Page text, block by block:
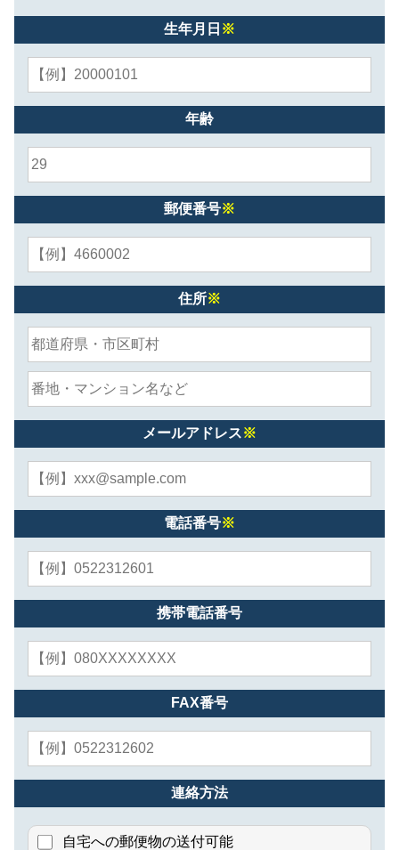
生年月日 ※
年齢
郵便番号※
住所※
メールアドレス※
電話番号※
携帯電話番号
FAX番号
連絡方法
自宅への郵便物の送付可能